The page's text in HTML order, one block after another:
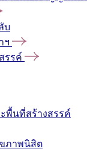
บ
ฯ
รรค์
พื้นที่สร้างสรรค์
ภาพนิสิต